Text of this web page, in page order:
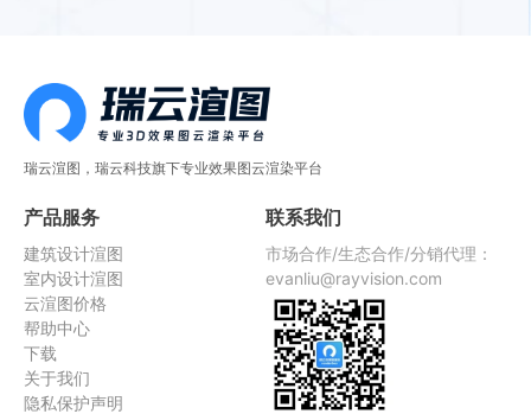
瑞云渲图，瑞云科技旗下专业效果图云渲染平台
产品服务
建筑设计渲图
室内设计渲图
云渲图价格
帮助中心
下载
关于我们
隐私保护声明
联系我们
市场合作/生态合作/分销代理：
evanliu@rayvision.com